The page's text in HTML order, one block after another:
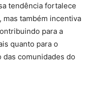
tendência fortalece
mas também incentiva
para a
quanto para o
comunidades do